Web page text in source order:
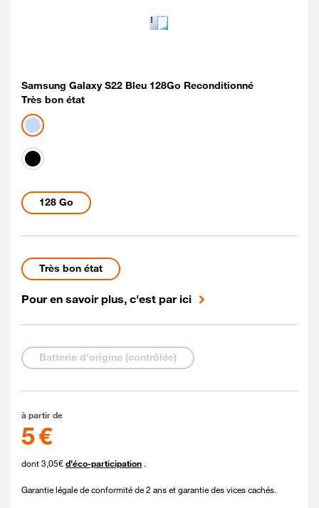
Samsung Galaxy S22 Bleu 128Go Reconditionné
Très bon état
Coloris disponibles
Bleu
noir
Capacités disponibles
128 Go
Etat du mobile Reconditionné
Très bon état
Pour en savoir plus, c'est par ici
Etat de la batterie
Batterie d'origine (contrôlée)
à partir de
5 €
dont 3,05€ d'éco-participation .
Garantie légale de conformité de 2 ans et garantie des vices cachés.